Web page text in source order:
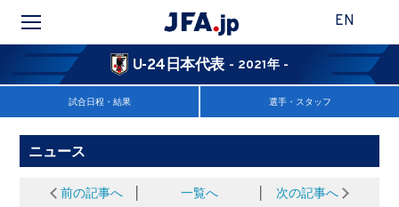
EN
U-24日本代表 - 2021年 -
試合日程・結果 選手・スタッフ
ニュース
前の記事へ 一覧へ 次の記事へ